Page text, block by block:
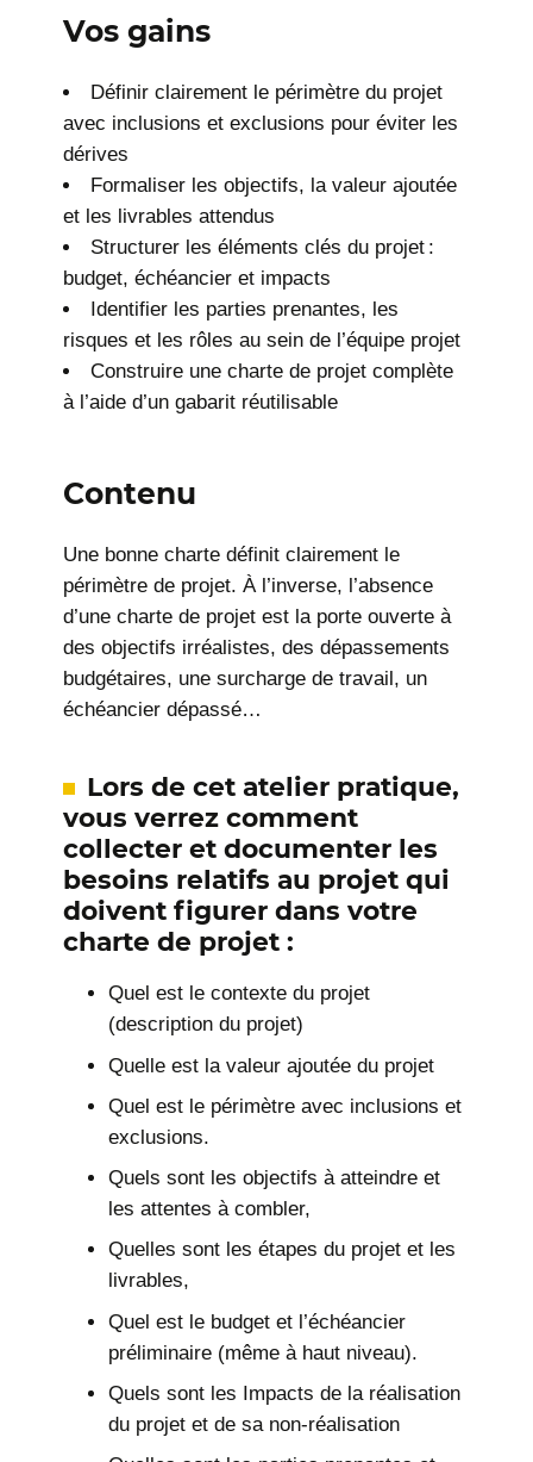
Vos gains
Définir clairement le périmètre du projet
avec inclusions et exclusions pour éviter les
dérives
Formaliser les objectifs, la valeur ajoutée
et les livrables attendus
Structurer les éléments clés du projet :
budget, échéancier et impacts
Identifier les parties prenantes, les
risques et les rôles au sein de l’équipe projet
Construire une charte de projet complète
à l’aide d’un gabarit réutilisable
Contenu
Une bonne charte définit clairement le
périmètre de projet. À l’inverse, l’absence
d’une charte de projet est la porte ouverte à
des objectifs irréalistes, des dépassements
budgétaires, une surcharge de travail, un
échéancier dépassé…
Lors de cet atelier pratique,
vous verrez comment
collecter et documenter les
besoins relatifs au projet qui
doivent figurer dans votre
charte de projet :
Quel est le contexte du projet
(description du projet)
Quelle est la valeur ajoutée du projet
Quel est le périmètre avec inclusions et
exclusions.
Quels sont les objectifs à atteindre et
les attentes à combler,
Quelles sont les étapes du projet et les
livrables,
Quel est le budget et l’échéancier
préliminaire (même à haut niveau).
Quels sont les Impacts de la réalisation
du projet et de sa non-réalisation